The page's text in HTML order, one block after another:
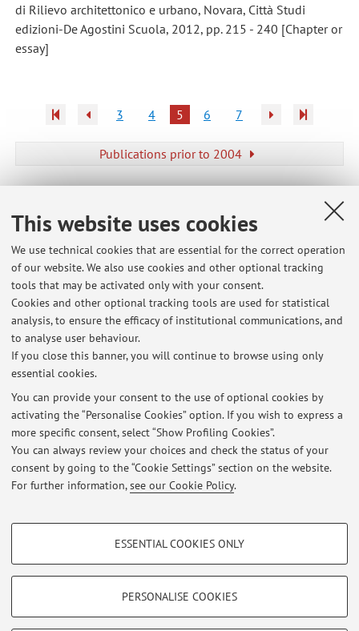
This website uses cookies
We use technical cookies that are essential for the correct operation
of our website. We also use cookies and other optional tracking
tools that may be activated only with your consent.
Cookies and other optional tracking tools are used for statistical
analysis, to ensure the efficacy of institutional communications, and
to analyse user behaviour.
If you close this banner, you will continue to browse using only
essential cookies.
You can provide your consent to the use of optional cookies by
activating the “Personalise Cookies” option. If you wish to express a
more specific consent, select “Show Profiling Cookies”.
You can always review your choices and check the status of your
consent by going to the “Cookie Settings” section on the website.
For further information,see our Cookie Policy.
PROFILING COOKIES - OPTIONAL
Show profiling cookies
ESSENTIAL COOKIES ONLY
PERSONALISE COOKIES
di Rilievo architettonico e urbano, Novara, Città Studi
edizioni-De Agostini Scuola, 2012, pp. 215 - 240 [Chapter or
essay]
3 4 5 6 7
Publications prior to 2004
Revisioni ed esami Disegno T2 - LABORATORIO DEL DISEGNO E
MODELLAZIONE T C.I.
Published on: March 31 2026
Tesi e tirocini
Published on: March 31 2026
View all
Highlights
Chiuro dal passato il futuro Metodi e strategie per la
documentazione digitale di centri storici minori
Restricted area
Loginto manage all website contents.